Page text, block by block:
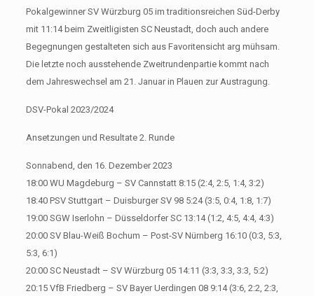
Pokalgewinner SV Würzburg 05 im traditionsreichen Süd-Derby
mit 11:14 beim Zweitligisten SC Neustadt, doch auch andere
Begegnungen gestalteten sich aus Favoritensicht arg mühsam.
Die letzte noch ausstehende Zweitrundenpartie kommt nach
dem Jahreswechsel am 21. Januar in Plauen zur Austragung.
DSV-Pokal 2023/2024
Ansetzungen und Resultate 2. Runde
Sonnabend, den 16. Dezember 2023
18:00 WU Magdeburg – SV Cannstatt 8:15 (2:4, 2:5, 1:4, 3:2)
18:40 PSV Stuttgart – Duisburger SV 98 5:24 (3:5, 0:4, 1:8, 1:7)
19:00 SGW Iserlohn – Düsseldorfer SC 13:14 (1:2, 4:5, 4:4, 4:3)
20:00 SV Blau-Weiß Bochum – Post-SV Nürnberg 16:10 (0:3, 5:3,
5:3, 6:1)
20:00 SC Neustadt – SV Würzburg 05 14:11 (3:3, 3:3, 3:3, 5:2)
20:15 VfB Friedberg – SV Bayer Uerdingen 08 9:14 (3:6, 2:2, 2:3,